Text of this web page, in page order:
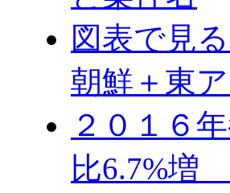
図表で見
朝鮮＋東
２０１６
比6.7%